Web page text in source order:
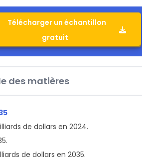
Télécharger un échantillon
gratuit
des matières
de dollars en 2024.
de dollars en 2035.